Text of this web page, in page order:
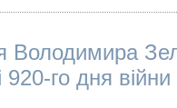
Володимира
920-го дня війни